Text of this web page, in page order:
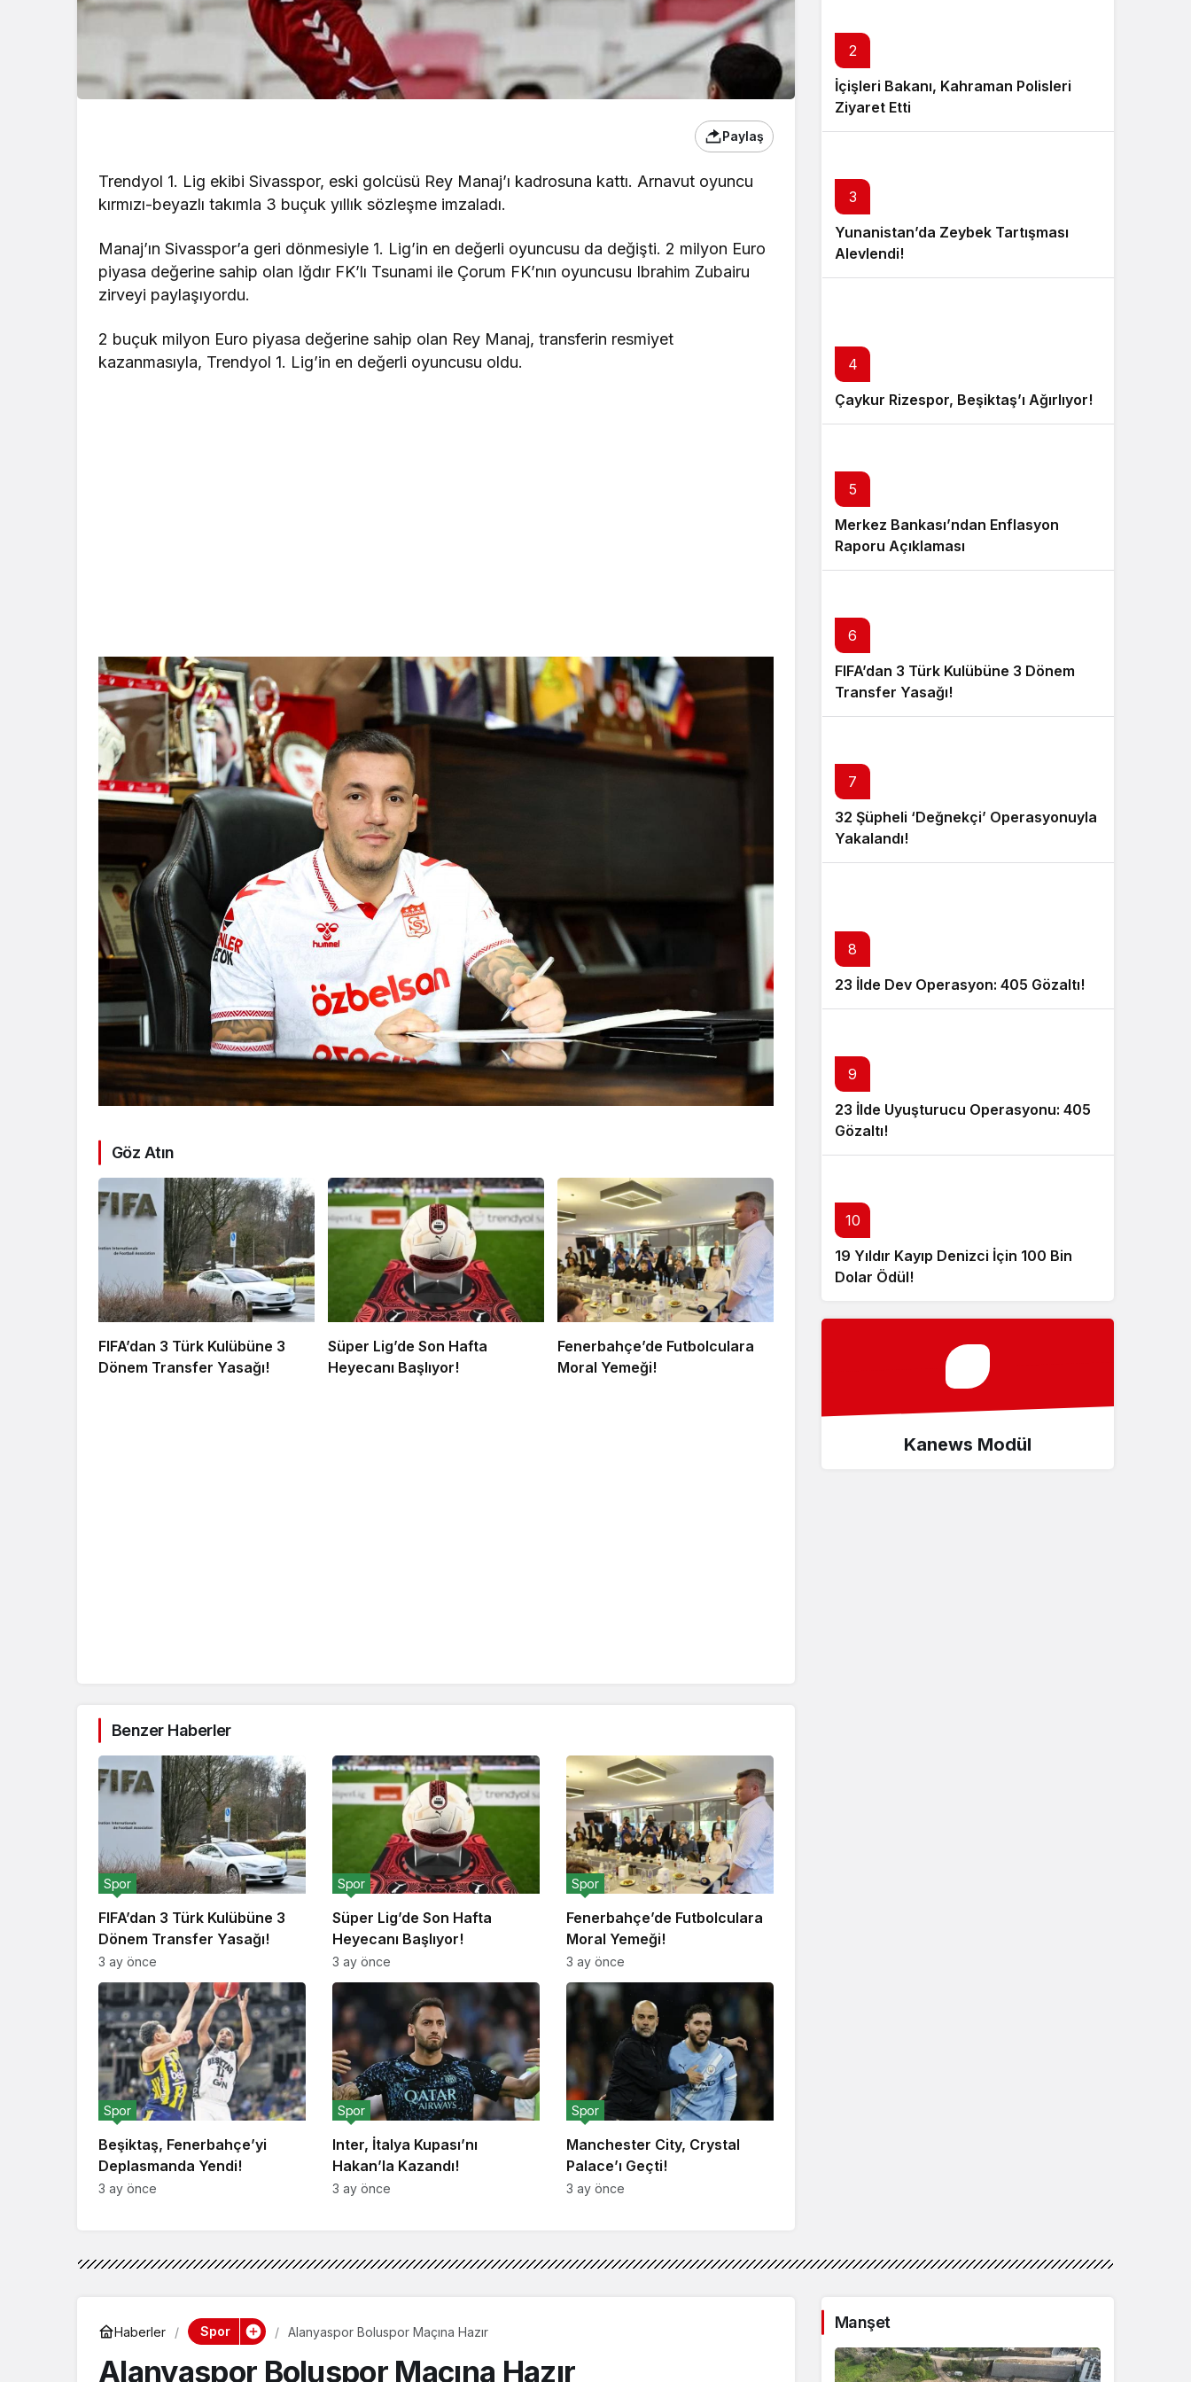
Paylaş
Trendyol 1. Lig ekibi Sivasspor, eski golcüsü Rey Manaj’ı kadrosuna kattı. Arnavut oyuncu
kırmızı-beyazlı takımla 3 buçuk yıllık sözleşme imzaladı.
Manaj’ın Sivasspor’a geri dönmesiyle 1. Lig’in en değerli oyuncusu da değişti. 2 milyon Euro
piyasa değerine sahip olan Iğdır FK’lı Tsunami ile Çorum FK’nın oyuncusu Ibrahim Zubairu
zirveyi paylaşıyordu.
2 buçuk milyon Euro piyasa değerine sahip olan Rey Manaj, transferin resmiyet
kazanmasıyla, Trendyol 1. Lig’in en değerli oyuncusu oldu.
Göz Atın
FIFA’dan 3 Türk Kulübüne 3
Dönem Transfer Yasağı!
Süper Lig’de Son Hafta
Heyecanı Başlıyor!
Fenerbahçe’de Futbolculara
Moral Yemeği!
Benzer Haberler
FIFA’dan 3 Türk Kulübüne 3
Dönem Transfer Yasağı!
Spor
3 ay önce
Süper Lig’de Son Hafta
Heyecanı Başlıyor!
Spor
3 ay önce
Fenerbahçe’de Futbolculara
Moral Yemeği!
Spor
3 ay önce
Beşiktaş, Fenerbahçe’yi
Deplasmanda Yendi!
Spor
3 ay önce
Inter, İtalya Kupası’nı
Hakan’la Kazandı!
Spor
3 ay önce
Manchester City, Crystal
Palace’ı Geçti!
Spor
3 ay önce
2
İçişleri Bakanı, Kahraman Polisleri
Ziyaret Etti
3
Yunanistan’da Zeybek Tartışması
Alevlendi!
4
Çaykur Rizespor, Beşiktaş’ı Ağırlıyor!
5
Merkez Bankası’ndan Enflasyon
Raporu Açıklaması
6
FIFA’dan 3 Türk Kulübüne 3 Dönem
Transfer Yasağı!
7
32 Şüpheli ‘Değnekçi’ Operasyonuyla
Yakalandı!
8
23 İlde Dev Operasyon: 405 Gözaltı!
9
23 İlde Uyuşturucu Operasyonu: 405
Gözaltı!
10
19 Yıldır Kayıp Denizci İçin 100 Bin
Dolar Ödül!
Kanews Modül
Haberler Spor Alanyaspor Boluspor Maçına Hazır
Alanyaspor Boluspor Maçına Hazır
Manşet